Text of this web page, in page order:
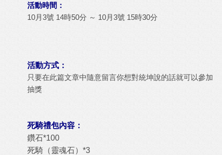
活動時間：
10月3號 14時50分 ～ 10月3號 15時30分
活動方式：
只要在此篇文章中隨意留言你想對統坤說的話就可以參加
抽獎
死騎禮包內容：
鑽石*100
死騎（靈魂石）*3